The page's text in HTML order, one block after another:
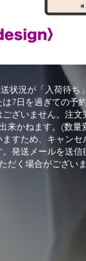
状況が「入荷待
7日を過ぎての予
ざいません。注
かねます。(数量
すため、キャン
発送メールを送
く場合がござい